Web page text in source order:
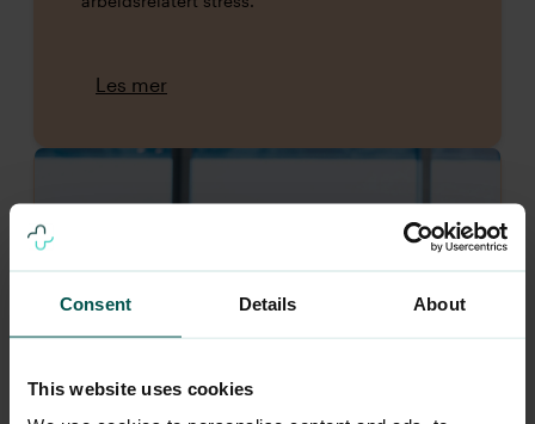
Consent Details About
This website uses cookies
Les mer